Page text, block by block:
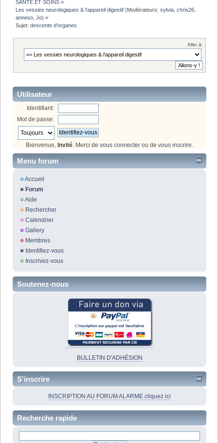
SANTE ET SOINS »
Les vessies neurologiques & l'appareil digestif (Modérateurs:sylvia ,chris26
anneso ,Jo) »
Sujet:descente d'organes
Aller à:
Utilisateur
Identifiant:
Mot de passe:
Bienvenue, Invité. Merci de vous connecter ou de vous inscrire.
Menu forum
Accueil
Forum
Aide
Rechercher
Calendrier
Gallery
Membres
Identifiez-vous
Inscrivez-vous
Soutenez-nous
BULLETIN D'ADHÉSION
S'inscrire
INSCRIPTION AU FORUM ALARME cliquez ici
Recherche rapide